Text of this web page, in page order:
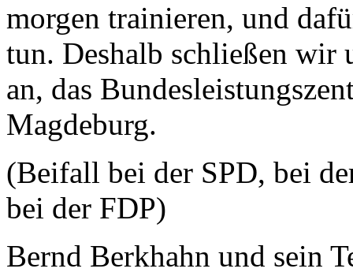
morgen trainieren, und
tun. Deshalb schließen wir
an, das
Magdeburg.
(Beifall bei der SPD, bei
bei der FDP)
Bernd Berkhahn und sein